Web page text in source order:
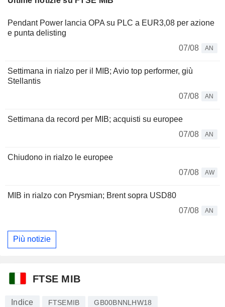
Pendant Power lancia OPA su PLC a EUR3,08 per azione
e punta delisting
07/08
AN
Settimana in rialzo per il MIB; Avio top performer, giù
Stellantis
07/08
AN
Settimana da record per MIB; acquisti su europee
07/08
AN
Chiudono in rialzo le europee
07/08
AW
MIB in rialzo con Prysmian; Brent sopra USD80
07/08
AN
Più notizie
FTSE MIB
Indice FTSEMIB GB00BNNLHW18